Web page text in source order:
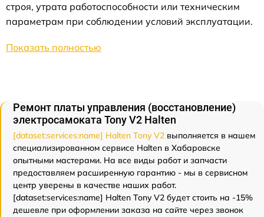
строя, утрата работоспособности или техническим
параметрам при соблюдении условий эксплуатации.
Показать полностью
Ремонт платы управления (восстановление)
электросамоката Tony V2 Halten
[dataset:services:name] Halten Tony V2 выполняется в нашем
специализированном сервисе Halten в Хабаровске
опытными мастерами. На все виды работ и запчасти
предоставляем расширенную гарантию - мы в сервисном
центр уверены в качестве наших работ.
[dataset:services:name] Halten Tony V2 будет стоить на -15%
дешевле при оформлении заказа на сайте через звонок